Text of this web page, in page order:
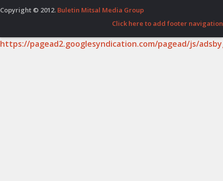
Copyright © 2012. Buletin Mitsal Media Group
Click here to add footer navigation
https://pagead2.googlesyndication.com/pagead/js/